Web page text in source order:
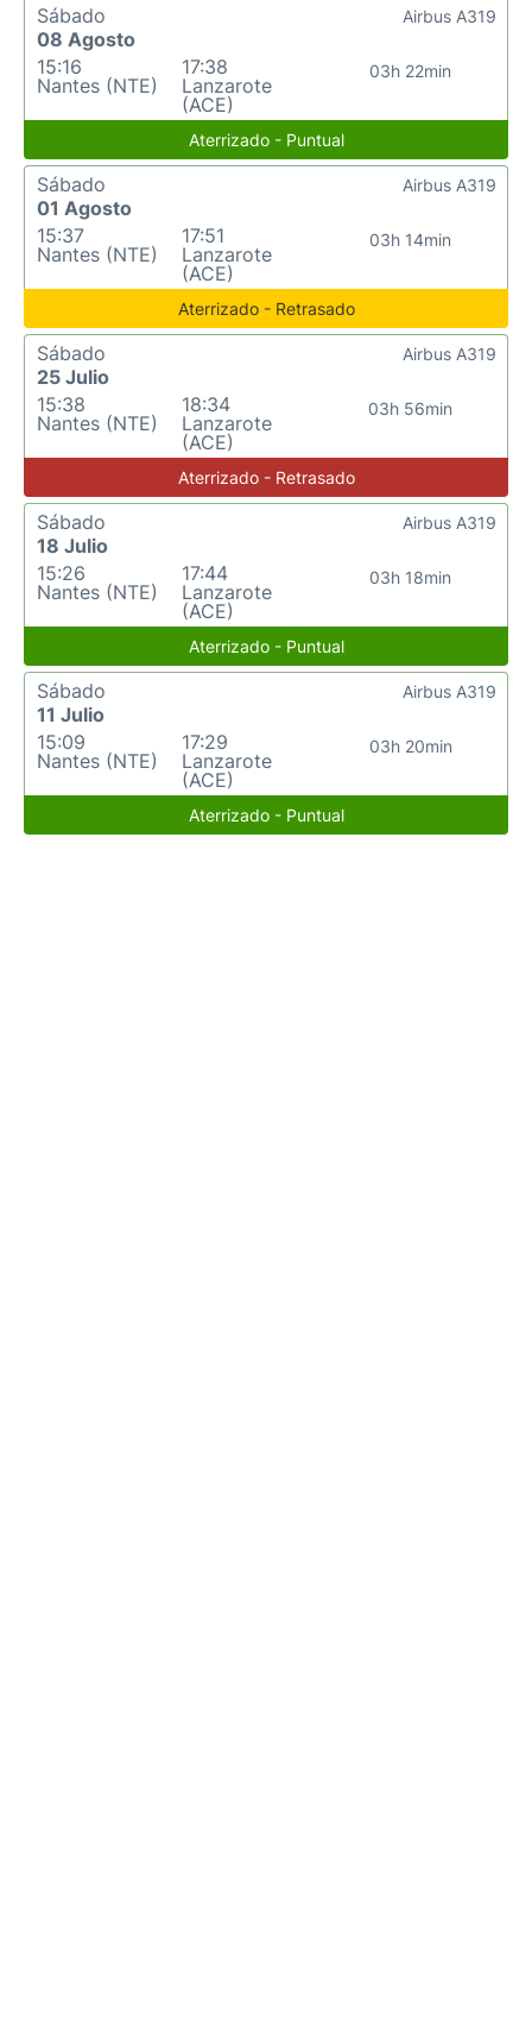
Sábado
08 Agosto
15:16
Nantes (NTE)
17:38
Lanzarote
(ACE)
03h 22min
Airbus A319
Aterrizado - Puntual
Sábado
01 Agosto
15:37
Nantes (NTE)
17:51
Lanzarote
(ACE)
03h 14min
Airbus A319
Aterrizado - Retrasado
Sábado
25 Julio
15:38
Nantes (NTE)
18:34
Lanzarote
(ACE)
03h 56min
Airbus A319
Aterrizado - Retrasado
Sábado
18 Julio
15:26
Nantes (NTE)
17:44
Lanzarote
(ACE)
03h 18min
Airbus A319
Aterrizado - Puntual
Sábado
11 Julio
15:09
Nantes (NTE)
17:29
Lanzarote
(ACE)
03h 20min
Airbus A319
Aterrizado - Puntual